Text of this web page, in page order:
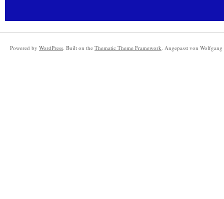
Powered by WordPress. Built on the Thematic Theme Framework. Angepasst von